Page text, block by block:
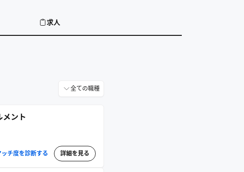
求人
全ての職種
メント
ッチ度を診断する 詳細を見る